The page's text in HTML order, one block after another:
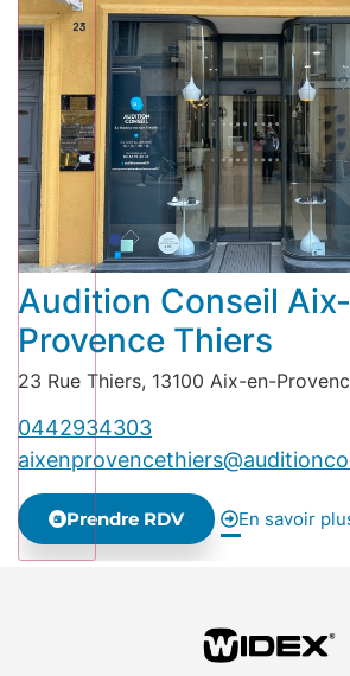
Audition Conseil
Provence Thiers
23 Rue Thiers, 13100 Aix-en-
0442934303
Prendre RDV En savoir